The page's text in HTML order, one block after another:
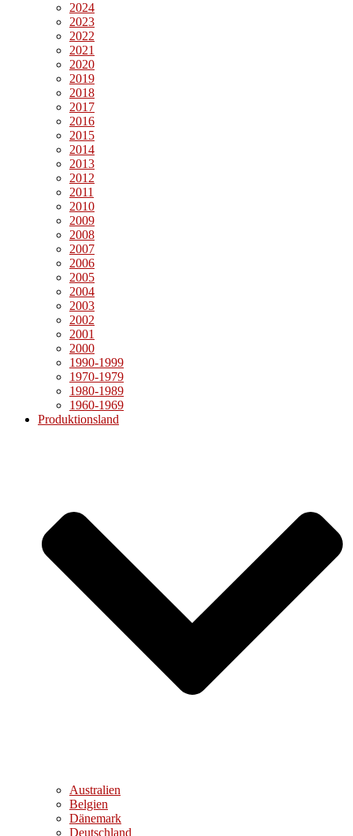
2024
2023
2022
2021
2020
2019
2018
2017
2016
2015
2014
2013
2012
2011
2010
2009
2008
2007
2006
2005
2004
2003
2002
2001
2000
1990-1999
1970-1979
1980-1989
1960-1969
Produktionsland
Australien
Belgien
Dänemark
Deutschland